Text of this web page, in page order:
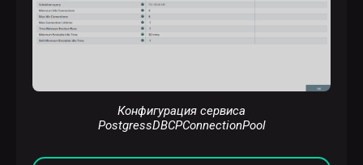
Конфигурация сервиса
PostgressDBCPConnectionPool